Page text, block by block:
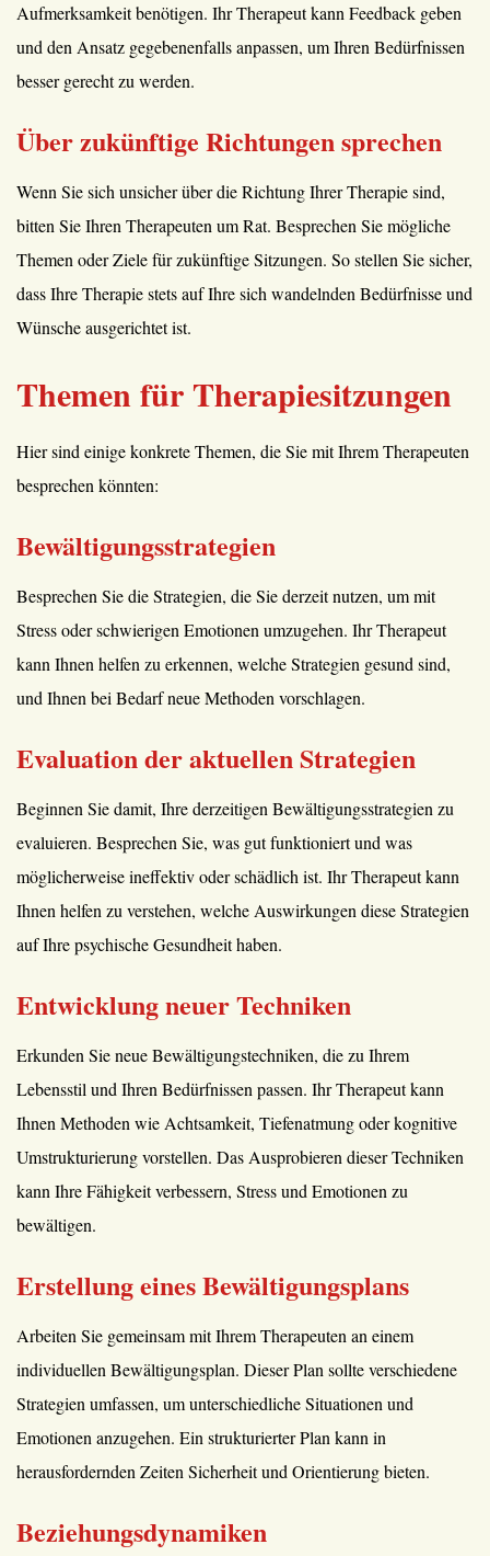
Aufmerksamkeit benötigen. Ihr Therapeut kann Feedback geben
und den Ansatz gegebenenfalls anpassen, um Ihren Bedürfnissen
besser gerecht zu werden.
Über zukünftige Richtungen sprechen
Wenn Sie sich unsicher über die Richtung Ihrer Therapie sind,
bitten Sie Ihren Therapeuten um Rat. Besprechen Sie mögliche
Themen oder Ziele für zukünftige Sitzungen. So stellen Sie sicher,
dass Ihre Therapie stets auf Ihre sich wandelnden Bedürfnisse und
Wünsche ausgerichtet ist.
Themen für Therapiesitzungen
Hier sind einige konkrete Themen, die Sie mit Ihrem Therapeuten
besprechen könnten:
Bewältigungsstrategien
Besprechen Sie die Strategien, die Sie derzeit nutzen, um mit
Stress oder schwierigen Emotionen umzugehen. Ihr Therapeut
kann Ihnen helfen zu erkennen, welche Strategien gesund sind,
und Ihnen bei Bedarf neue Methoden vorschlagen.
Evaluation der aktuellen Strategien
Beginnen Sie damit, Ihre derzeitigen Bewältigungsstrategien zu
evaluieren. Besprechen Sie, was gut funktioniert und was
möglicherweise ineffektiv oder schädlich ist. Ihr Therapeut kann
Ihnen helfen zu verstehen, welche Auswirkungen diese Strategien
auf Ihre psychische Gesundheit haben.
Entwicklung neuer Techniken
Erkunden Sie neue Bewältigungstechniken, die zu Ihrem
Lebensstil und Ihren Bedürfnissen passen. Ihr Therapeut kann
Ihnen Methoden wie Achtsamkeit, Tiefenatmung oder kognitive
Umstrukturierung vorstellen. Das Ausprobieren dieser Techniken
kann Ihre Fähigkeit verbessern, Stress und Emotionen zu
bewältigen.
Erstellung eines Bewältigungsplans
Arbeiten Sie gemeinsam mit Ihrem Therapeuten an einem
individuellen Bewältigungsplan. Dieser Plan sollte verschiedene
Strategien umfassen, um unterschiedliche Situationen und
Emotionen anzugehen. Ein strukturierter Plan kann in
herausfordernden Zeiten Sicherheit und Orientierung bieten.
Beziehungsdynamiken